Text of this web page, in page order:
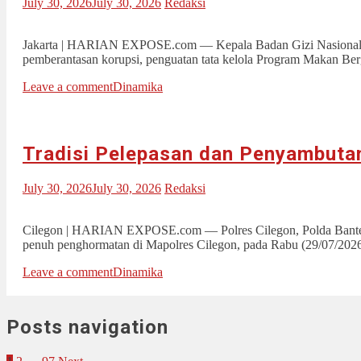
July 30, 2026July 30, 2026 Redaksi
Jakarta | HARIAN EXPOSE.com — Kepala Badan Gizi
pemberantasan korupsi, penguatan tata kelola Program Makan
Leave a commentDinamika
Tradisi Pelepasan dan
July 30, 2026July 30, 2026 Redaksi
Cilegon | HARIAN EXPOSE.com — Polres Cilegon, Polda
penuh penghormatan di Mapolres Cilegon, pada Rabu (29/07/
Leave a commentDinamika
Posts navigation